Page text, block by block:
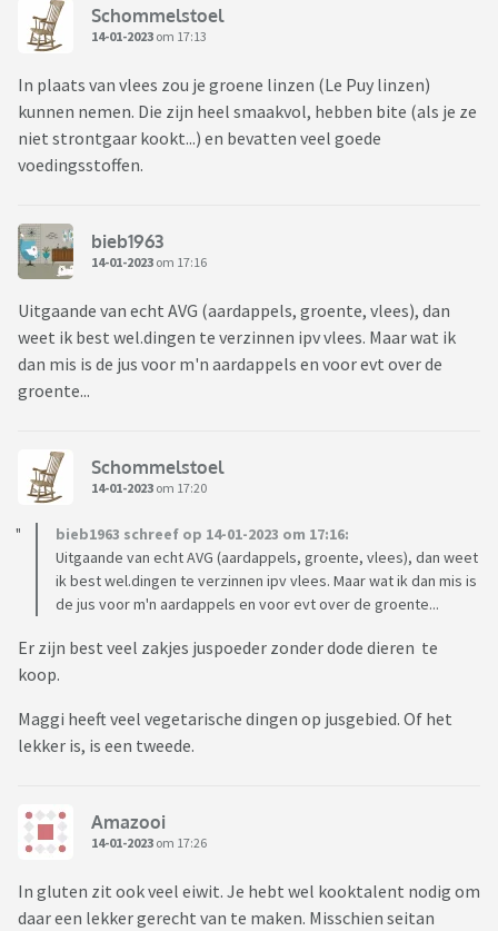
Schommelstoel
14-01-2023 om 17:13
In plaats van vlees zou je groene linzen (Le Puy linzen)
kunnen nemen. Die zijn heel smaakvol, hebben bite (als je ze
niet strontgaar kookt...) en bevatten veel goede
voedingsstoffen.
bieb1963
14-01-2023 om 17:16
Uitgaande van echt AVG (aardappels, groente, vlees), dan
weet ik best wel.dingen te verzinnen ipv vlees. Maar wat ik
dan mis is de jus voor m'n aardappels en voor evt over de
groente...
Schommelstoel
14-01-2023 om 17:20
bieb1963 schreef op 14-01-2023 om 17:16:
Uitgaande van echt AVG (aardappels, groente, vlees), dan weet
ik best wel.dingen te verzinnen ipv vlees. Maar wat ik dan mis is
de jus voor m'n aardappels en voor evt over de groente...
Er zijn best veel zakjes juspoeder zonder dode dieren te
koop.
Maggi heeft veel vegetarische dingen op jusgebied. Of het
lekker is, is een tweede.
Amazooi
14-01-2023 om 17:26
In gluten zit ook veel eiwit. Je hebt wel kooktalent nodig om
daar een lekker gerecht van te maken. Misschien seitan